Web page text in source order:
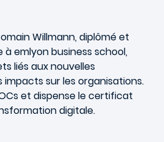
Willmann, diplômé et
emlyon business school,
liés aux nouvelles
sur les organisations.
et dispense le certificat
digitale.